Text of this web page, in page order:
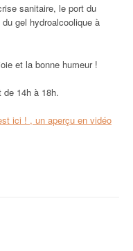
sanitaire, le port du
gel hydroalcoolique à
et la bonne humeur !
de 14h à 18h.
ici ! , un aperçu en vidéo